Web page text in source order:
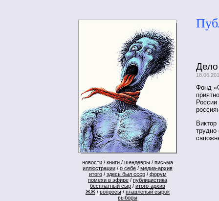
новости / книги / шендевры / письма
иллюстрации / о себе / медиа-архив
итого/ здесь был ссср/ форум
помехи в эфире / публицистика
бесплатный сыр / итого-архив
ЖЖ / вопросы / плавленый сырок
выборы
Фонд
трудно